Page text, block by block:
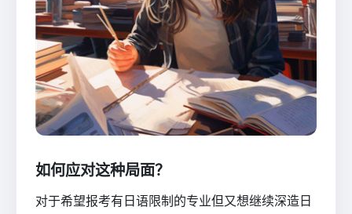
如何应对这种局面？
对于希望报考有日语限制的专业但又想继续深造日